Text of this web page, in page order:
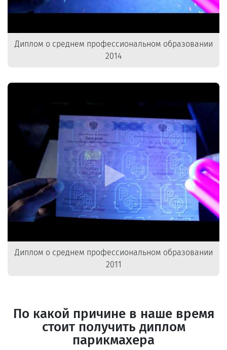
Диплом о среднем профессиональном образовании
2014
Диплом о среднем профессиональном образовании
2011
По какой причине в наше время
стоит получить диплом
парикмахера